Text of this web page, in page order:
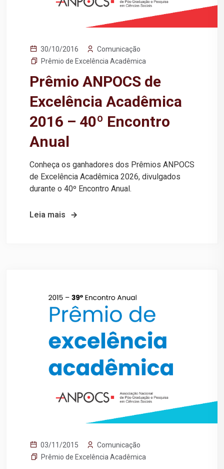
30/10/2016
Comunicação
Prêmio de Excelência Acadêmica
Prêmio ANPOCS de
Excelência Acadêmica
2016 – 40º Encontro
Anual
Conheça os ganhadores dos Prêmios ANPOCS
de Excelência Acadêmica 2026, divulgados
durante o 40º Encontro Anual.
Leia mais
03/11/2015
Comunicação
Prêmio de Excelência Acadêmica